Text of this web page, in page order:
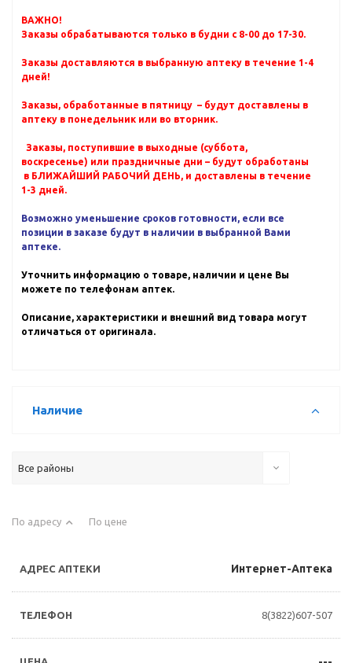
ВАЖНО!
Заказы обрабатываются только в будни с 8-00 до 17-30.
Заказы доставляются в выбранную аптеку в течение 1-4
дней!
Заказы, обработанные в пятницу – будут доставлены в
аптеку в понедельник или во вторник.
Заказы, поступившие в выходные (суббота,
воскресенье) или праздничные дни – будут обработаны
в БЛИЖАЙШИЙ РАБОЧИЙ ДЕНЬ, и доставлены в течение
1-3 дней.
Возможно уменьшение сроков готовности, если все
позиции в заказе будут в наличии в выбранной Вами
аптеке.
Уточнить информацию о товаре, наличии и цене Вы
можете по телефонам аптек.
Описание, характеристики и внешний вид товара могут
отличаться от оригинала.
Наличие
Все районы
По адресу По цене
Интернет-Аптека
8(3822)607-507